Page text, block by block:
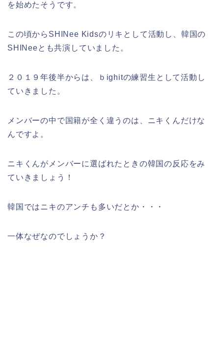
を始めたそうです。
この頃からSHINee Kidsのリキとして活動し、韓国の
SHINeeとも共演していました。
２０１９年後半からは、ｂighitの練習生として活動し
ていきました。
メンバーの中で国籍が全く違うのは、ニキくんだけな
んですよ。
ニキくんがメンバーに選ばれたときの韓国の反応をみ
ていきましょう！
韓国ではニキのアンチも多いだとか・・・
一体なぜなのでしょうか？